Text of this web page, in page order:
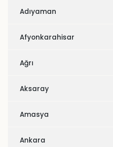
Adıyaman
Afyonkarahisar
Ağrı
Aksaray
Amasya
Ankara